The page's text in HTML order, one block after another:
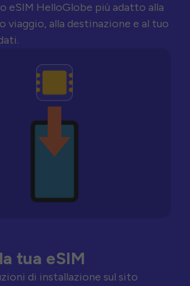
eSIM HelloGlobe più adatto alla
viaggio, alla destinazione e al tuo
tua eSIM
di installazione sul sito